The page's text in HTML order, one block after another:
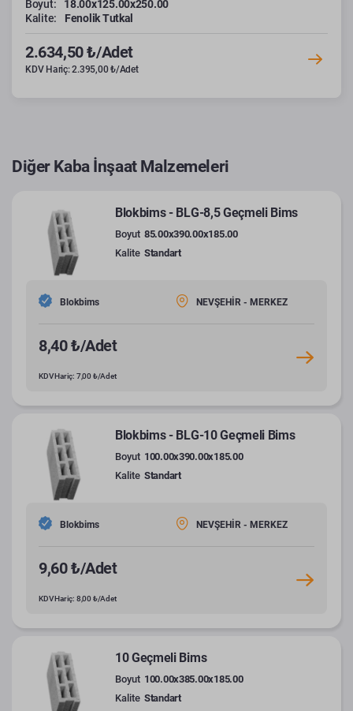
Boyut:
18.00x125.00x250.00
Kalite:
Fenolik Tutkal
2.634,50 ₺/Adet
KDV Hariç: 2.395,00 ₺/Adet
Diğer Kaba İnşaat Malzemeleri
Blokbims - BLG-8,5 Geçmeli Bims
Boyut 85.00x390.00x185.00
Kalite Standart
Blokbims NEVŞEHİR - MERKEZ
8,40 ₺/Adet
KDV Hariç: 7,00 ₺/Adet
Blokbims - BLG-10 Geçmeli Bims
Boyut 100.00x390.00x185.00
Kalite Standart
Blokbims NEVŞEHİR - MERKEZ
9,60 ₺/Adet
KDV Hariç: 8,00 ₺/Adet
10 Geçmeli Bims
Boyut 100.00x385.00x185.00
Kalite Standart